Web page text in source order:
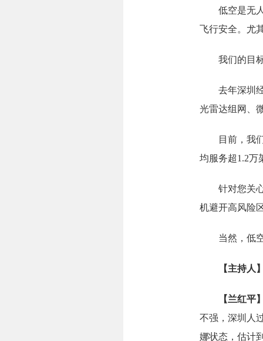
低空是无人
飞行安全。尤
我们的目标
去年深圳经
光雷达组网、
目前，我们
均服务超1.2万
针对您关心
机避开高风险
当然，低空
【主持人
【兰红平
不强，深圳人
娜状态，估计